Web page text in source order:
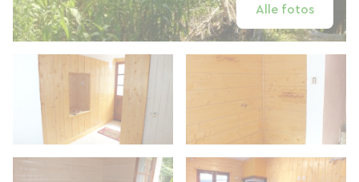
Alle fotos